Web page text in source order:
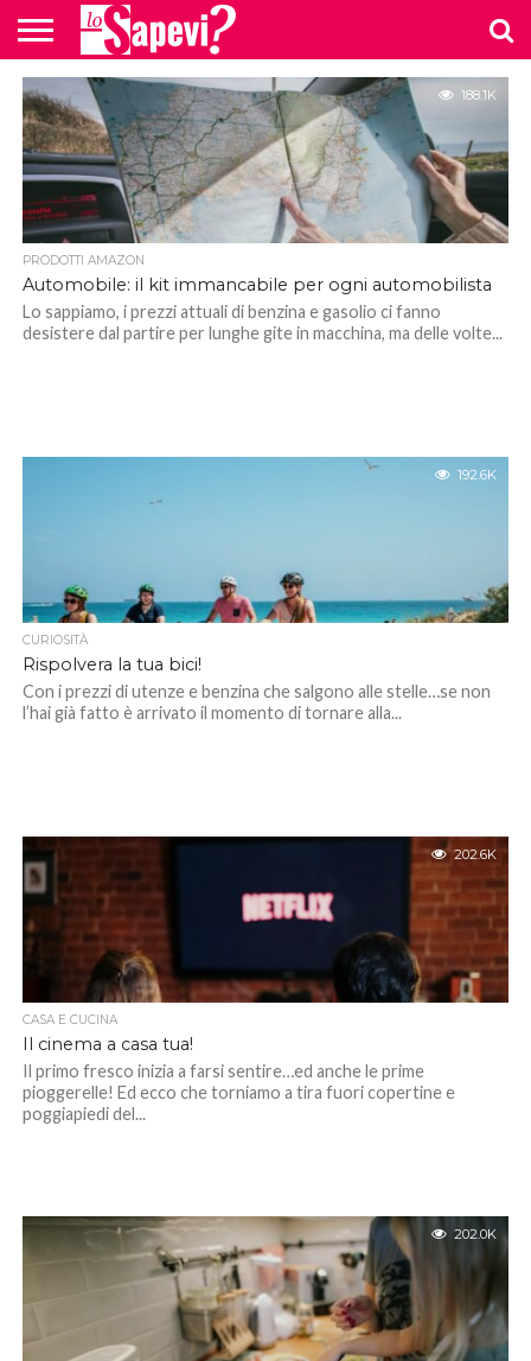
CURIOSITÀ
BENESSERE
GOSSIP
PRODOTTI
AMAZON
NEWS
CASA E
CUCINA
188.1K
PRODOTTI AMAZON
Automobile: il kit immancabile per ogni automobilista
Lo sappiamo, i prezzi attuali di benzina e gasolio ci fanno
desistere dal partire per lunghe gite in macchina, ma delle volte...
192.6K
CURIOSITÀ
Rispolvera la tua bici!
Con i prezzi di utenze e benzina che salgono alle stelle…se non
l’hai già fatto è arrivato il momento di tornare alla...
202.6K
CASA E CUCINA
Il cinema a casa tua!
Il primo fresco inizia a farsi sentire…ed anche le prime
pioggerelle! Ed ecco che torniamo a tira fuori copertine e
poggiapiedi del...
202.0K